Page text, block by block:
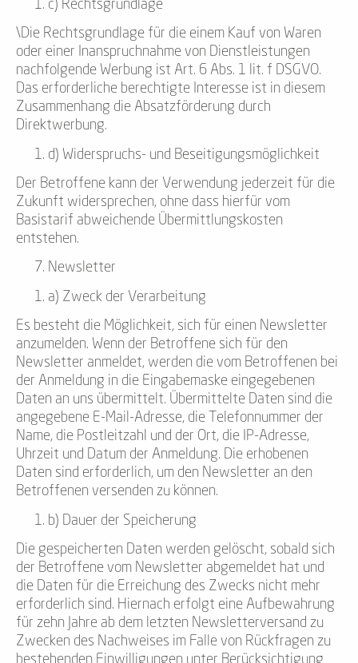
c) Rechtsgrundlage
\Die Rechtsgrundlage für die einem Kauf von Waren
oder einer Inanspruchnahme von Dienstleistungen
nachfolgende Werbung ist Art. 6 Abs. 1 lit. f DSGVO.
Das erforderliche berechtigte Interesse ist in diesem
Zusammenhang die Absatzförderung durch
Direktwerbung.
d) Widerspruchs- und Beseitigungsmöglichkeit
Der Betroffene kann der Verwendung jederzeit für die
Zukunft widersprechen, ohne dass hierfür vom
Basistarif abweichende Übermittlungskosten
entstehen.
Newsletter
a) Zweck der Verarbeitung
Es besteht die Möglichkeit, sich für einen Newsletter
anzumelden. Wenn der Betroffene sich für den
Newsletter anmeldet, werden die vom Betroffenen bei
der Anmeldung in die Eingabemaske eingegebenen
Daten an uns übermittelt. Übermittelte Daten sind die
angegebene E-Mail-Adresse, die Telefonnummer der
Name, die Postleitzahl und der Ort, die IP-Adresse,
Uhrzeit und Datum der Anmeldung. Die erhobenen
Daten sind erforderlich, um den Newsletter an den
Betroffenen versenden zu können.
b) Dauer der Speicherung
Die gespeicherten Daten werden gelöscht, sobald sich
der Betroffene vom Newsletter abgemeldet hat und
die Daten für die Erreichung des Zwecks nicht mehr
erforderlich sind. Hiernach erfolgt eine Aufbewahrung
für zehn Jahre ab dem letzten Newsletterversand zu
Zwecken des Nachweises im Falle von Rückfragen zu
bestehenden Einwilligungen unter Berücksichtigung